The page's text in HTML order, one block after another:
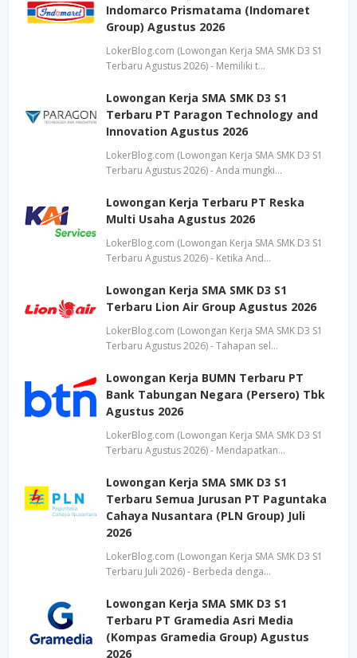
Indomarco Prismatama (Indomaret
Group) Agustus 2026
LokerBlog.com (Lowongan Kerja SMA SMK D3 S1
Terbaru Agustus 2026) - Memiliki t…
Lowongan Kerja SMA SMK D3 S1
Terbaru PT Paragon Technology and
Innovation Agustus 2026
LokerBlog.com (Lowongan Kerja SMA SMK D3 S1
Terbaru Agustus 2026) - Anda mungki…
Lowongan Kerja Terbaru PT Reska
Multi Usaha Agustus 2026
LokerBlog.com (Lowongan Kerja SMA SMK D3 S1
Terbaru Agustus 2026) - Ketika And…
Lowongan Kerja SMA SMK D3 S1
Terbaru Lion Air Group Agustus 2026
LokerBlog.com (Lowongan Kerja SMA SMK D3 S1
Terbaru Agustus 2026) - Tahapan sel…
Lowongan Kerja BUMN Terbaru PT
Bank Tabungan Negara (Persero) Tbk
Agustus 2026
LokerBlog.com (Lowongan Kerja SMA SMK D3 S1
Terbaru Agustus 2026) - Mendapatkan…
Lowongan Kerja SMA SMK D3 S1
Terbaru Semua Jurusan PT Paguntaka
Cahaya Nusantara (PLN Group) Juli
2026
LokerBlog.com (Lowongan Kerja SMA SMK D3 S1
Terbaru Juli 2026) - Berbeda denga…
Lowongan Kerja SMA SMK D3 S1
Terbaru PT Gramedia Asri Media
(Kompas Gramedia Group) Agustus
2026